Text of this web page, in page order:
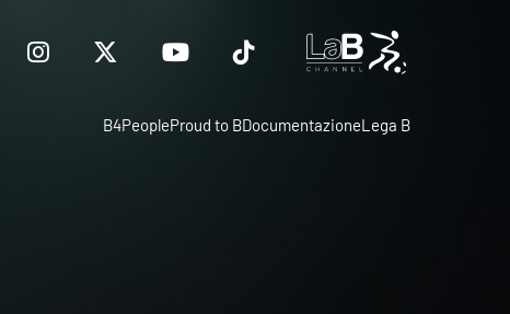
B4PeopleProud to BDocumentazioneLega B